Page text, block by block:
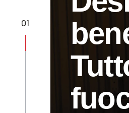
02